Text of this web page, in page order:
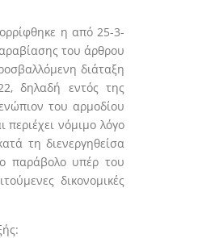
η από 25-3-
του άρθρου
διάταξη
δηλαδή εντός της
του αρμοδίου
νόμιμο λόγο
τη διενεργηθείσα
παράβολο υπέρ του
δικονομικές